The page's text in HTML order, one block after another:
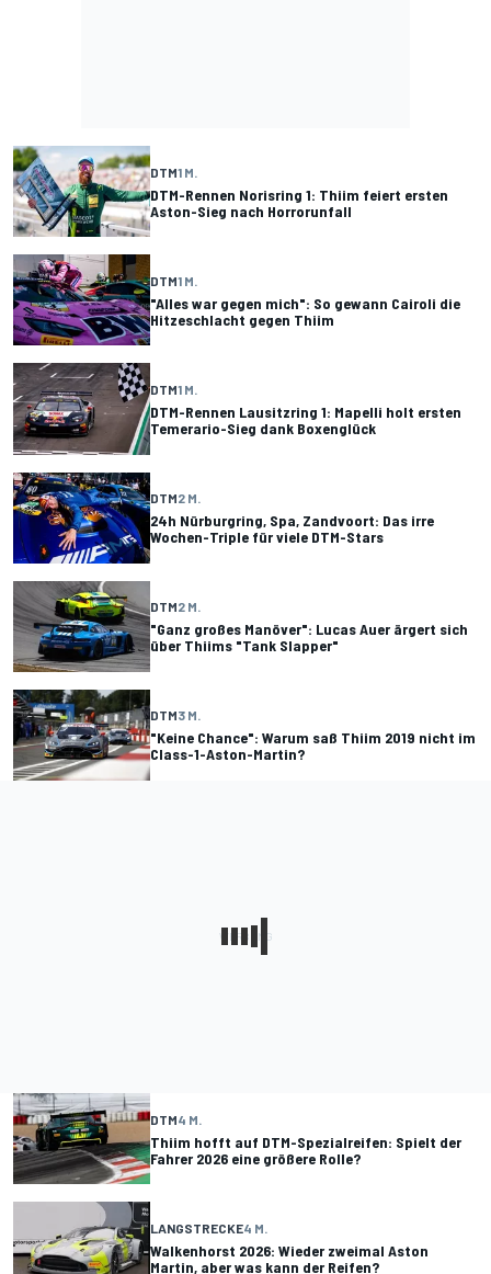
DTM1 M.
DTM-Rennen Norisring 1: Thiim feiert ersten
Aston-Sieg nach Horrorunfall
DTM1 M.
"Alles war gegen mich": So gewann Cairoli die
Hitzeschlacht gegen Thiim
DTM1 M.
DTM-Rennen Lausitzring 1: Mapelli holt ersten
Temerario-Sieg dank Boxenglück
DTM2 M.
24h Nürburgring, Spa, Zandvoort: Das irre
Wochen-Triple für viele DTM-Stars
DTM2 M.
"Ganz großes Manöver": Lucas Auer ärgert sich
über Thiims "Tank Slapper"
DTM3 M.
"Keine Chance": Warum saß Thiim 2019 nicht im
Class-1-Aston-Martin?
DTM4 M.
Thiim hofft auf DTM-Spezialreifen: Spielt der
Fahrer 2026 eine größere Rolle?
LANGSTRECKE4 M.
Walkenhorst 2026: Wieder zweimal Aston
Martin, aber was kann der Reifen?